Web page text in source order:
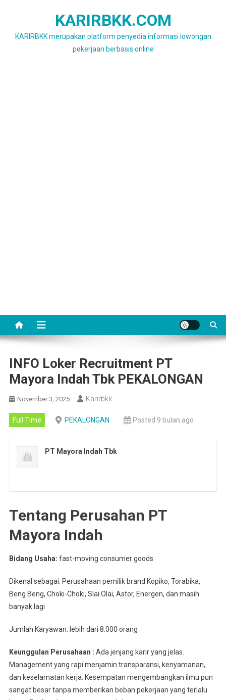
KARIRBKK.COM
KARIRBKK merupakan platform penyedia informasi lowongan
pekerjaan berbasis online
INFO Loker Recruitment PT
Mayora Indah Tbk PEKALONGAN
November 3, 2025 Karirbkk
Full Time PEKALONGAN Posted 9 bulan ago
PT Mayora Indah Tbk
Tentang Perusahan PT
Mayora Indah
Bidang Usaha: fast-moving consumer goods
Dikenal sebagai: Perusahaan pemilik brand Kopiko, Torabika,
Beng Beng, Choki-Choki, Slai Olai, Astor, Energen, dan masih
banyak lagi
Jumlah Karyawan: lebih dari 8.000 orang
Keunggulan Perusahaan : Ada jenjang karir yang jelas.
Management yang rapi menjamin transparansi, kenyamanan,
dan keselamatan kerja. Kesempatan mengembangkan ilmu pun
sangat besar tanpa memberikan beban pekerjaan yang terlalu